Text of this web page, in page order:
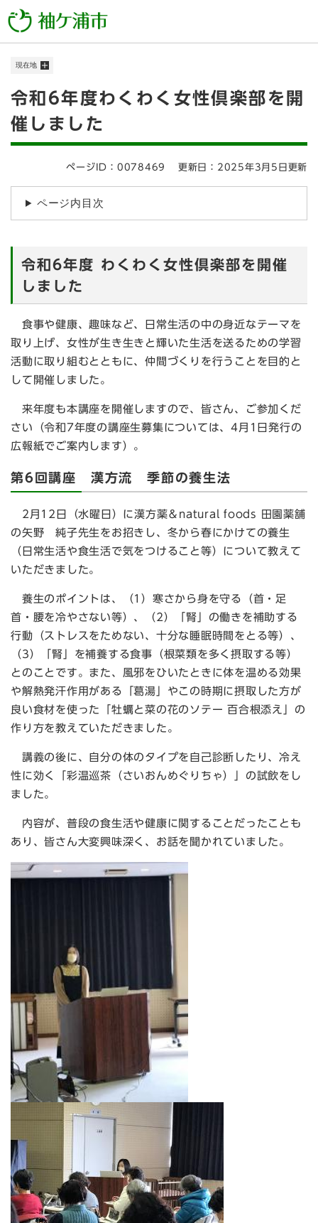
ー
メニューを飛ばして本文へ
現在地
本
文
令和6年度わくわく女性倶楽部を開
催しました
ページID：0078469 更新日：2025年3月5日更新
ページ内目次
令和6年度 わくわく女性倶楽部を開催
しました
食事や健康、趣味など、日常生活の中の身近なテーマを
取り上げ、女性が生き生きと輝いた生活を送るための学習
活動に取り組むとともに、仲間づくりを行うことを目的と
して開催しました。
来年度も本講座を開催しますので、皆さん、ご参加くだ
さい（令和7年度の講座生募集については、4月1日発行の
広報紙でご案内します）。
第6回講座 漢方流 季節の養生法
2月12日（水曜日）に漢方薬＆natural foods 田園薬舗
の矢野 純子先生をお招きし、冬から春にかけての養生
（日常生活や食生活で気をつけること等）について教えて
いただきました。
養生のポイントは、（1）寒さから身を守る（首・足
首・腰を冷やさない等）、（2）「腎」の働きを補助する
行動（ストレスをためない、十分な睡眠時間をとる等）、
（3）「腎」を補養する食事（根菜類を多く摂取する等）
とのことです。また、風邪をひいたときに体を温める効果
や解熱発汗作用がある「葛湯」やこの時期に摂取した方が
良い食材を使った「牡蠣と菜の花のソテー 百合根添え」の
作り方を教えていただきました。
講義の後に、自分の体のタイプを自己診断したり、冷え
性に効く「彩温巡茶（さいおんめぐりちゃ）」の試飲をし
ました。
内容が、普段の食生活や健康に関することだったことも
あり、皆さん大変興味深く、お話を聞かれていました。